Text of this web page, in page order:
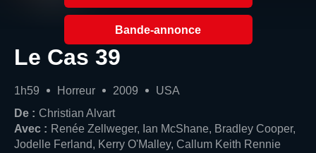
Bande-annonce
Le Cas 39
1h59 Horreur 2009
USA
De : Christian Alvart
Avec : Renée Zellweger, Ian McShane, Bradley Cooper,
Jodelle Ferland, Kerry O'Malley, Callum Keith Rennie